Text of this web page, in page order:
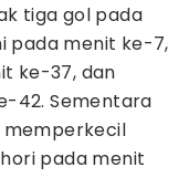
tiga gol pada
pada menit ke-7,
ke-37, dan
42. Sementara
memperkecil
pada menit